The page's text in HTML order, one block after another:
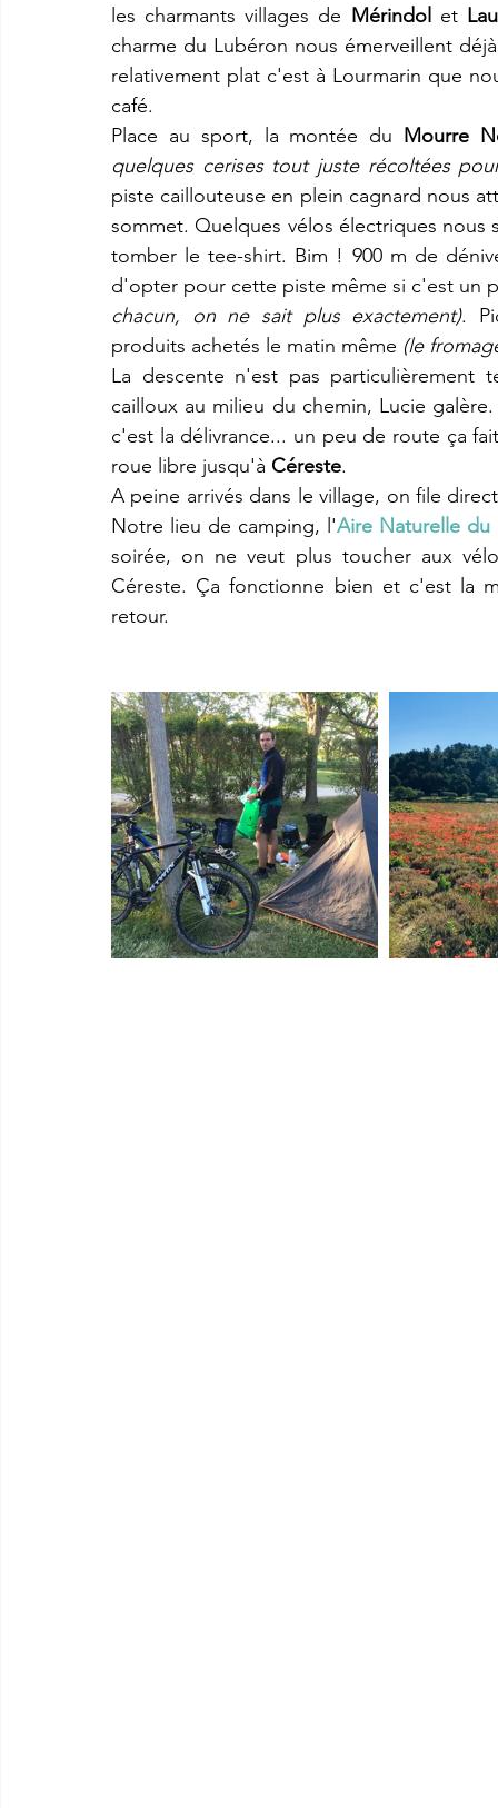
les charmants villages de Mérindol et
charme du Lubéron nous émerveillent
relativement plat c'est à Lourmarin que
café.
Place au sport, la montée du Mourre
quelques cerises tout juste récoltées
piste caillouteuse en plein cagnard nous
sommet. Quelques vélos électriques
tomber le tee-shirt. Bim ! 900 m de
d'opter pour cette piste même si c'est un
chacun, on ne sait plus exactement).
produits achetés le matin même (le
La descente n'est pas particulièrement
cailloux au milieu du chemin, Lucie
c'est la délivrance... un peu de route ça
roue libre jusqu'à Céreste.
A peine arrivés dans le village, on file
Notre lieu de camping, l'Aire Naturelle du
soirée, on ne veut plus toucher aux
Céreste. Ça fonctionne bien et c'est la
retour.